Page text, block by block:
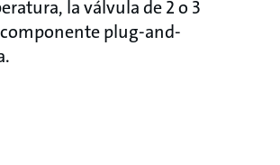
la válvula de 2 o 3
plug-and-